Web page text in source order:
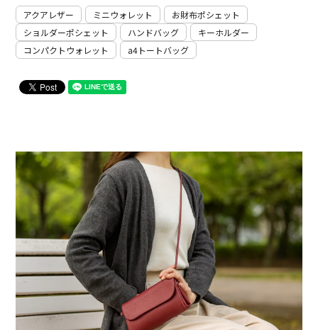
アクアレザー ミニウォレット
お財布ポシェット
ショルダーポシェット
ハンドバッグ
キーホルダー
コンパクトウォレット
a4トートバッグ